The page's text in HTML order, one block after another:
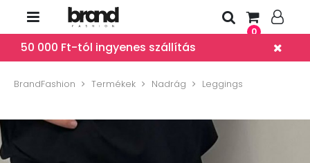
0
50 000 Ft-tól ingyenes szállítás
BrandFashion Termékek Nadrág Leggings